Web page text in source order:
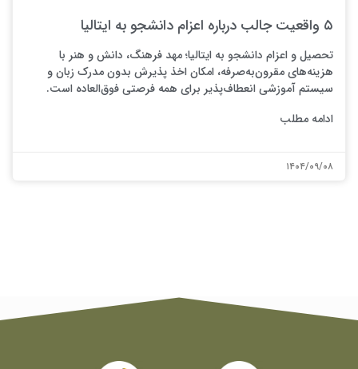
۵ واقعیت جالب درباره اعزام دانشجو به ایتالیا
تحصیل و اعزام دانشجو به ایتالیا؛ مهد فرهنگ، دانش و هنر با
هزینه‌های مقرون‌به‌صرفه، امکان اخذ پذیرش بدون مدرک زبان و
سیستم آموزشی انعطاف‌پذیر برای همه فرصتی فوق‌العاده است.
ادامه مطلب
۱۴۰۴/۰۹/۰۸